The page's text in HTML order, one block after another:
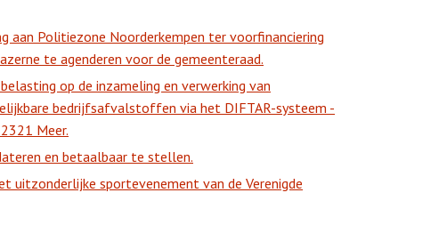
aan Politiezone Noorderkempen ter voorfinanciering
te agenderen voor de gemeenteraad.
op de inzameling en verwerking van
bedrijfsafvalstoffen via het DIFTAR-systeem -
Meer.
en betaalbaar te stellen.
uitzonderlijke sportevenement van de Verenigde